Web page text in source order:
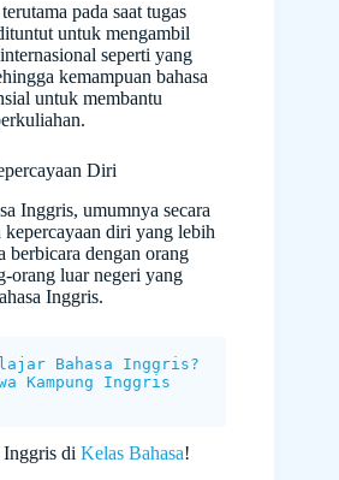
pada saat tugas
untuk mengambil
seperti yang
kemampuan bahasa
untuk membantu
Diri
Inggris, umumnya secara
diri yang lebih
berbicara dengan orang
orang luar negeri yang
Inggris.
Bahasa Inggris?
Kampung Inggris
di Kelas Bahasa!